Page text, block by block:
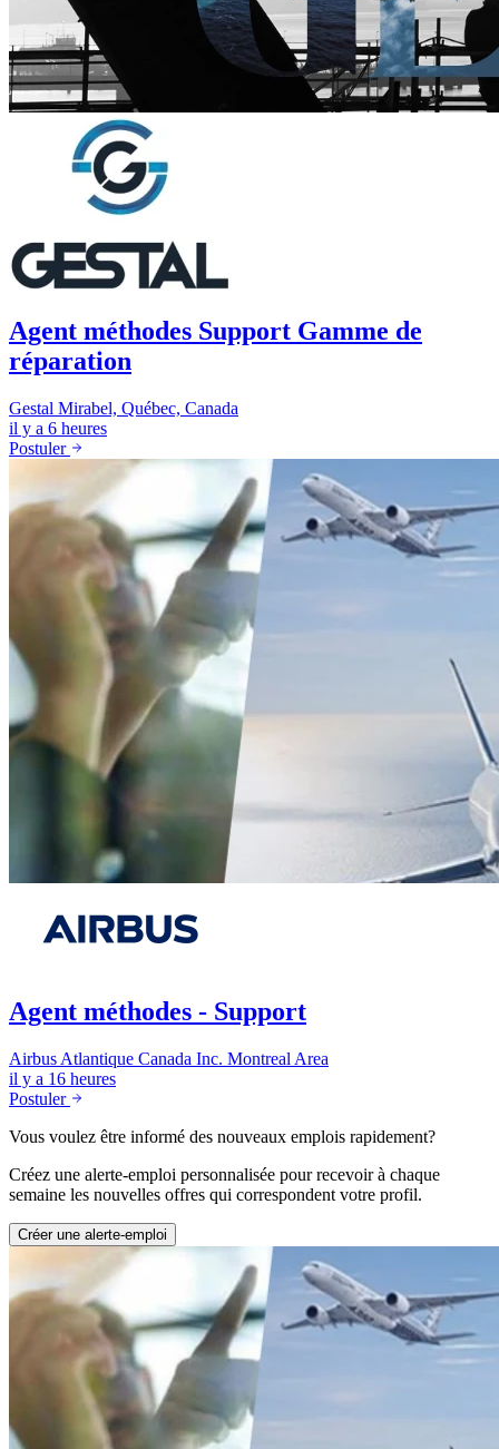
Agent méthodes Support Gamme de
réparation
Gestal Mirabel, Québec, Canada
il y a 6 heures
Postuler
Agent méthodes - Support
Airbus Atlantique Canada Inc. Montreal Area
il y a 16 heures
Postuler
Vous voulez être informé des nouveaux emplois rapidement?
Créez une alerte-emploi personnalisée pour recevoir à chaque
semaine les nouvelles offres qui correspondent votre profil.
Créer une alerte-emploi